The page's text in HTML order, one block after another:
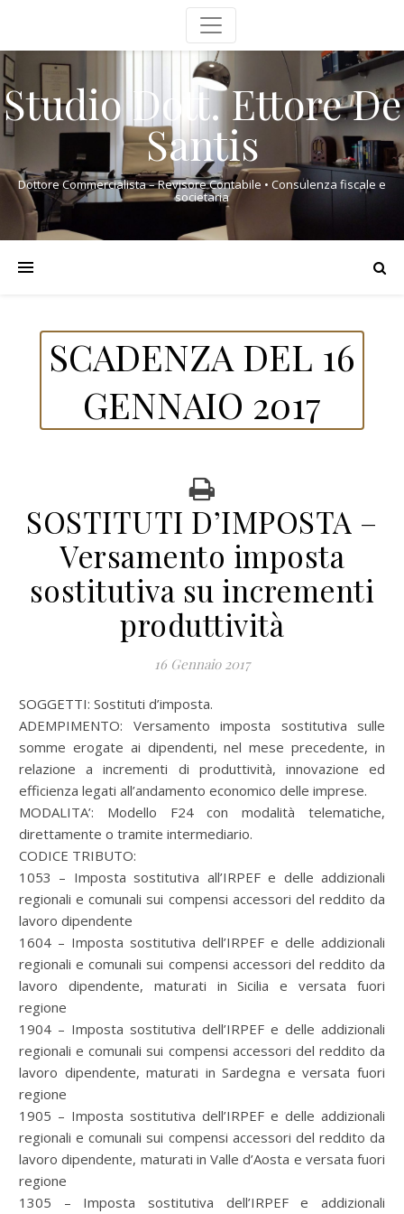
Studio Dott. Ettore De
Santis
Dottore Commercialista – Revisore Contabile • Consulenza fiscale e
societaria
SCADENZA DEL 16
GENNAIO 2017
SOSTITUTI D’IMPOSTA –
Versamento imposta
sostitutiva su incrementi
produttività
16 Gennaio 2017
SOGGETTI: Sostituti d’imposta.
ADEMPIMENTO: Versamento imposta sostitutiva sulle
somme erogate ai dipendenti, nel mese precedente, in
relazione a incrementi di produttività, innovazione ed
efficienza legati all’andamento economico delle imprese.
MODALITA’: Modello F24 con modalità telematiche,
direttamente o tramite intermediario.
CODICE TRIBUTO:
1053 – Imposta sostitutiva all’IRPEF e delle addizionali
regionali e comunali sui compensi accessori del reddito da
lavoro dipendente
1604 – Imposta sostitutiva dell’IRPEF e delle addizionali
regionali e comunali sui compensi accessori del reddito da
lavoro dipendente, maturati in Sicilia e versata fuori
regione
1904 – Imposta sostitutiva dell’IRPEF e delle addizionali
regionali e comunali sui compensi accessori del reddito da
lavoro dipendente, maturati in Sardegna e versata fuori
regione
1905 – Imposta sostitutiva dell’IRPEF e delle addizionali
regionali e comunali sui compensi accessori del reddito da
lavoro dipendente, maturati in Valle d’Aosta e versata fuori
regione
1305 – Imposta sostitutiva dell’IRPEF e addizionali